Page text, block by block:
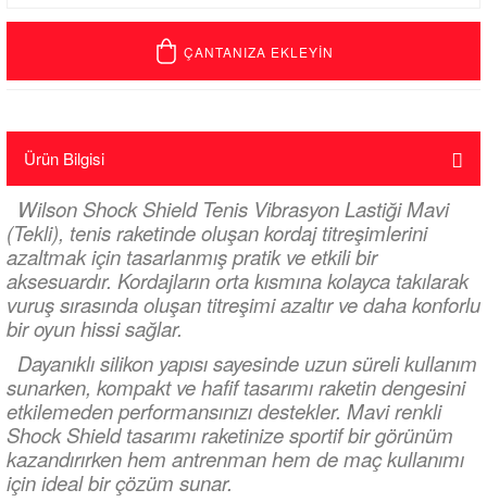
ÇANTANIZA EKLEYİN
Ürün Bilgisi
Wilson Shock Shield Tenis Vibrasyon Lastiği Mavi
(Tekli), tenis raketinde oluşan kordaj titreşimlerini
azaltmak için tasarlanmış pratik ve etkili bir
aksesuardır. Kordajların orta kısmına kolayca takılarak
vuruş sırasında oluşan titreşimi azaltır ve daha konforlu
bir oyun hissi sağlar.
Dayanıklı silikon yapısı sayesinde uzun süreli kullanım
sunarken, kompakt ve hafif tasarımı raketin dengesini
etkilemeden performansınızı destekler. Mavi renkli
Shock Shield tasarımı raketinize sportif bir görünüm
kazandırırken hem antrenman hem de maç kullanımı
için ideal bir çözüm sunar.